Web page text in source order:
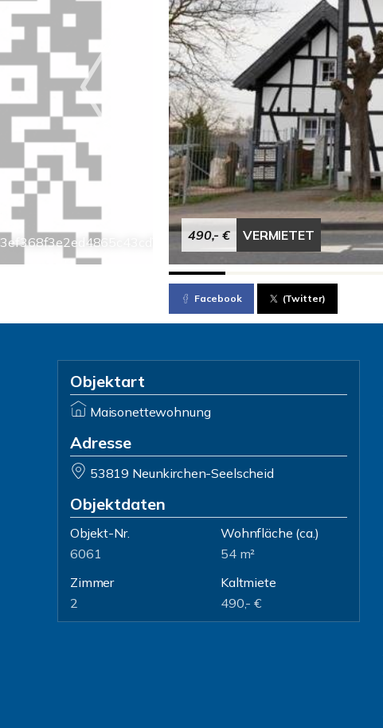
490,- € VERMIETET
Facebook (Twitter)
Objektart
Maisonettewohnung
Adresse
53819 Neunkirchen-Seelscheid
Objektdaten
Objekt-Nr.
6061
Wohnfläche (ca.)
54 m²
Zimmer
2
Kaltmiete
490,- €